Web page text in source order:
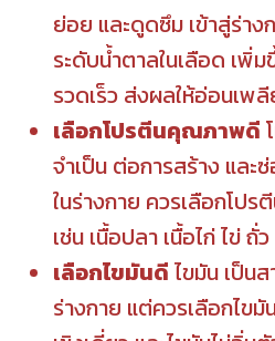
ย่อย และดูดซึม เข้าสู่ร่าง
ระดับน้ำตาลในเลือด เพิ่
รวดเร็ว ส่งผลให้อ่อนเพ
เลือกโปรตีนคุณภาพดี
จำเป็น ต่อการสร้าง และ
ในร่างกาย ควรเลือกโป
เช่น เนื้อปลา เนื้อไก่ ไข่ ถั่
เลือกไขมันดี ไขมัน เป็น
ร่างกาย แต่ควรเลือกไข